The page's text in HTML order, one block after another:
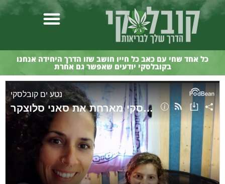
כל אחד שחי עם כאב כל חייו חושב שזו הדרך היחידה אנחנו
בקובלסקי יודעים שאפשר גם אחרת